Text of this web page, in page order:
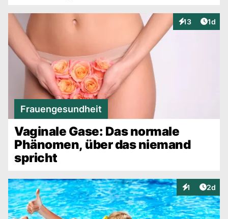
13
Interaktionen
1d
Frauengesundheit
Vaginale Gase: Das normale
Phänomen, über das niemand
spricht
1
Interaktionen
2d